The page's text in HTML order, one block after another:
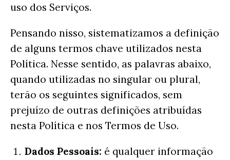
uso dos Serviços.
Pensando nisso, sistematizamos a definição
de alguns termos chave utilizados nesta
Política. Nesse sentido, as palavras abaixo,
quando utilizadas no singular ou plural,
terão os seguintes significados, sem
prejuízo de outras definições atribuídas
nesta Política e nos Termos de Uso.
Dados Pessoais: é qualquer informação